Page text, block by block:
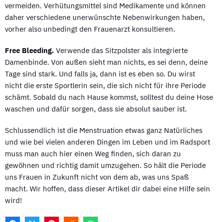
vermeiden. Verhütungsmittel sind Medikamente und können
daher verschiedene unerwünschte Nebenwirkungen haben,
vorher also unbedingt den Frauenarzt konsultieren.
Free Bleeding. Verwende das Sitzpolster als integrierte
Damenbinde. Von außen sieht man nichts, es sei denn, deine
Tage sind stark. Und falls ja, dann ist es eben so. Du wirst
nicht die erste Sportlerin sein, die sich nicht für ihre Periode
schämt. Sobald du nach Hause kommst, solltest du deine Hose
waschen und dafür sorgen, dass sie absolut sauber ist.
Schlussendlich ist die Menstruation etwas ganz Natürliches
und wie bei vielen anderen Dingen im Leben und im Radsport
muss man auch hier einen Weg finden, sich daran zu
gewöhnen und richtig damit umzugehen. So hält die Periode
uns Frauen in Zukunft nicht von dem ab, was uns Spaß
macht. Wir hoffen, dass dieser Artikel dir dabei eine Hilfe sein
wird!